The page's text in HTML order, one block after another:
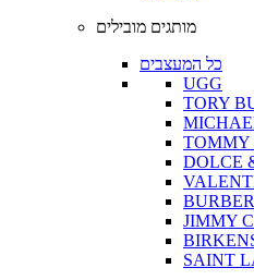
מותגים מובילים
כל המעצבים
UGG
TORY
TOMMY
DOLCE
JIMMY
SAINT